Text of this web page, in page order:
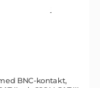
BNC-kontakt,